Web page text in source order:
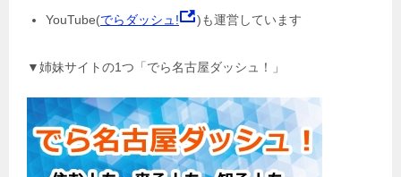
YouTube(でらダッシュ! )も運営しています
▼姉妹サイトの1つ「でら名古屋ダッシュ！」